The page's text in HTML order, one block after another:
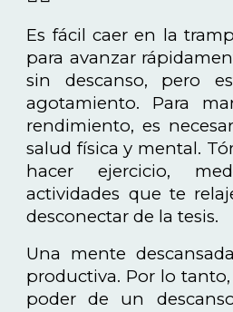
Es fácil caer en la
para avanzar
sin descanso, pero
agotamiento. Para
rendimiento, es
salud física y mental.
hacer ejercicio,
actividades que te
desconectar de la tesis.
Una mente
productiva. Por lo
poder de un